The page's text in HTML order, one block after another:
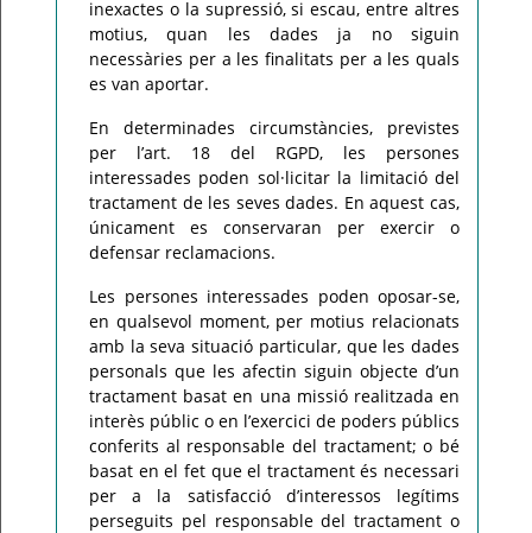
inexactes o la supressió, si escau, entre altres
motius, quan les dades ja no siguin
necessàries per a les finalitats per a les quals
es van aportar.
En determinades circumstàncies, previstes
per l’art. 18 del RGPD, les persones
interessades poden sol·licitar la limitació del
tractament de les seves dades. En aquest cas,
únicament es conservaran per exercir o
defensar reclamacions.
Les persones interessades poden oposar-se,
en qualsevol moment, per motius relacionats
amb la seva situació particular, que les dades
personals que les afectin siguin objecte d’un
tractament basat en una missió realitzada en
interès públic o en l’exercici de poders públics
conferits al responsable del tractament; o bé
basat en el fet que el tractament és necessari
per a la satisfacció d’interessos legítims
perseguits pel responsable del tractament o